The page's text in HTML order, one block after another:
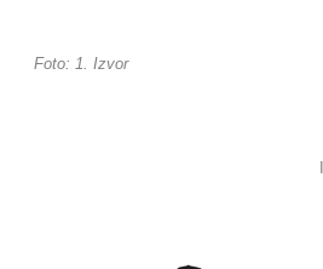
Foto: 1. Izvor